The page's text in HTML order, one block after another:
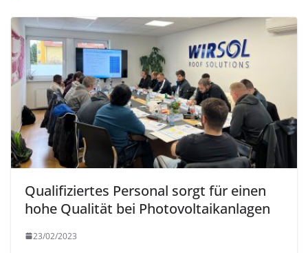
Qualifiziertes Personal sorgt für einen
hohe Qualität bei Photovoltaikanlagen
23/02/2023